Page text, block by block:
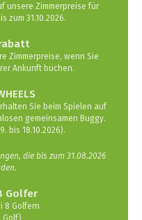
unsere Zimmerpreise für
zum 31.10.2026.
Zimmerpreise, wenn Sie
Ankunft buchen.
Sie beim Spielen auf
gemeinsamen Buggy.
bis 18.10.2026).
die bis zum 31.08.2026
Golfer
8 Golfern
Golf)